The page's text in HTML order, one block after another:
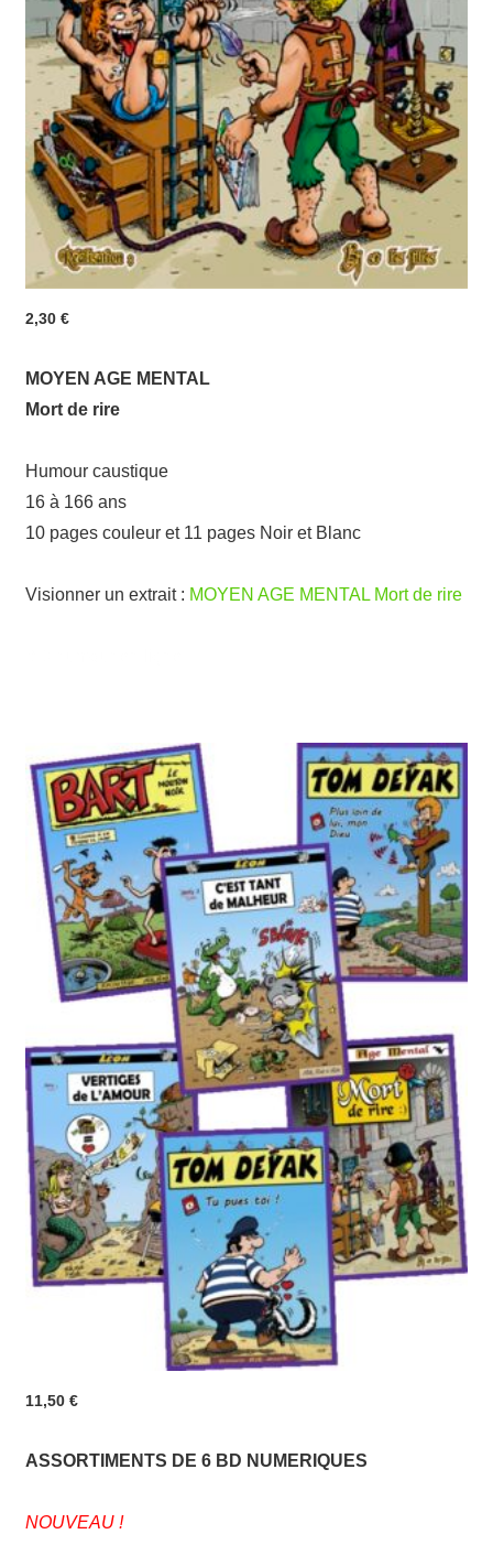
2,30 €
MOYEN AGE MENTAL
Mort de rire
Humour caustique
16 à 166 ans
10 pages couleur et 11 pages Noir et Blanc
Visionner un extrait : MOYEN AGE MENTAL Mort de rire
11,50 €
ASSORTIMENTS DE 6 BD NUMERIQUES
NOUVEAU !